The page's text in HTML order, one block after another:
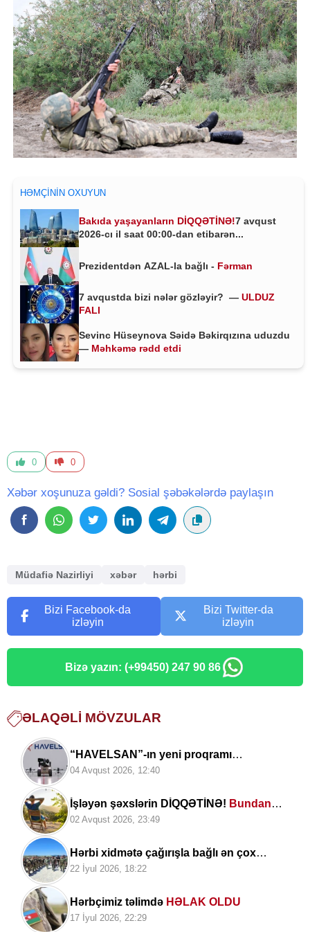
HƏMÇININ OXUYUN
Bakıda yaşayanların DİQQƏTİNƏ!7 avqust
2026-cı il saat 00:00-dan etibarən...
Prezidentdən AZAL-la bağlı - Fərman
7 avqustda bizi nələr gözləyir? — ULDUZ
FALI
Sevinc Hüseynova Səidə Bəkirqızına uduzdu
— Məhkəmə rədd etdi
0 0
Xəbər xoşunuza gəldi? Sosial şəbəkələrdə paylaşın
Müdafiə Nazirliyi xəbər hərbi
Bizi Facebook-da
izləyin
Bizi Twitter-da
izləyin
Bizə yazın: (+99450) 247 90 86
ƏLAQƏLI MÖVZULAR
“HAVELSAN”-ın yeni proqramı
Azərbaycan HHQ-yə nə qazandıracaq? –
Hərbi ekspertdən AÇIQLAMA
04 Avqust 2026, 12:40
İşləyən şəxslərin DİQQƏTİNƏ! Bundan
sonra...
02 Avqust 2026, 23:49
Hərbi xidmətə çağırışla bağlı ən çox
verilən suala cavab..
22 İyul 2026, 18:22
Hərbçimiz təlimdə HƏLAK OLDU
17 İyul 2026, 22:29